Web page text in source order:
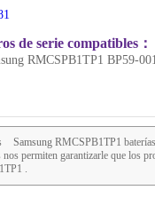
de serie compatibles：
RMCSPB1TP1 BP59-
Samsung RMCSPB1TP1
nos permiten garantizarle que los
.